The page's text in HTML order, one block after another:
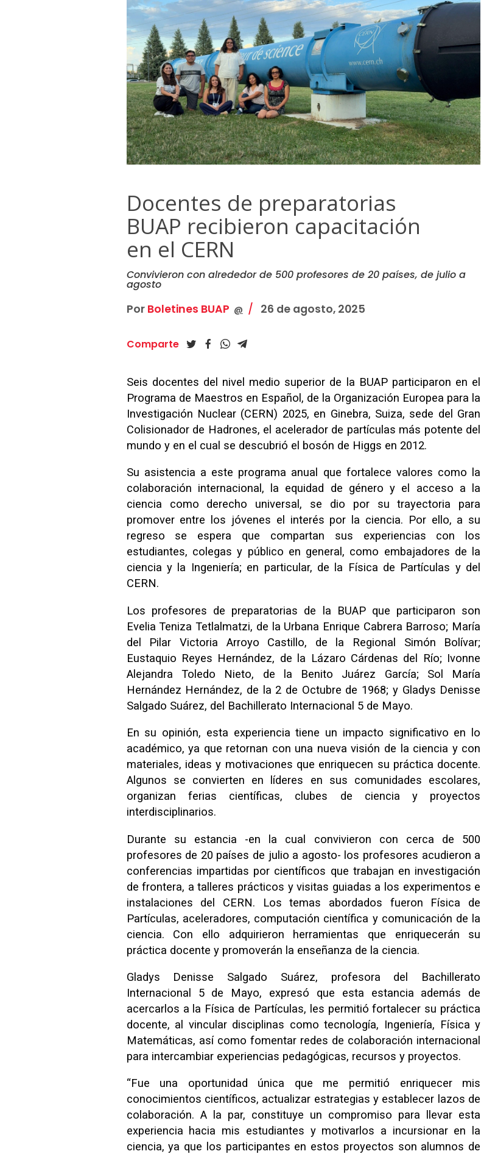
Docentes de preparatorias
BUAP recibieron capacitación
en el CERN
Convivieron con alrededor de 500 profesores de 20 países, de julio a
agosto
Por Boletines BUAP @ 26 de agosto, 2025
Comparte
Seis docentes del nivel medio superior de la BUAP participaron en el
Programa de Maestros en Español, de la Organización Europea para la
Investigación Nuclear (CERN) 2025, en Ginebra, Suiza, sede del Gran
Colisionador de Hadrones, el acelerador de partículas más potente del
mundo y en el cual se descubrió el bosón de Higgs en 2012.
Su asistencia a este programa anual que fortalece valores como la
colaboración internacional, la equidad de género y el acceso a la
ciencia como derecho universal, se dio por su trayectoria para
promover entre los jóvenes el interés por la ciencia. Por ello, a su
regreso se espera que compartan sus experiencias con los
estudiantes, colegas y público en general, como embajadores de la
ciencia y la Ingeniería; en particular, de la Física de Partículas y del
CERN.
Los profesores de preparatorias de la BUAP que participaron son
Evelia Teniza Tetlalmatzi, de la Urbana Enrique Cabrera Barroso; María
del Pilar Victoria Arroyo Castillo, de la Regional Simón Bolívar;
Eustaquio Reyes Hernández, de la Lázaro Cárdenas del Río; Ivonne
Alejandra Toledo Nieto, de la Benito Juárez García; Sol María
Hernández Hernández, de la 2 de Octubre de 1968; y Gladys Denisse
Salgado Suárez, del Bachillerato Internacional 5 de Mayo.
En su opinión, esta experiencia tiene un impacto significativo en lo
académico, ya que retornan con una nueva visión de la ciencia y con
materiales, ideas y motivaciones que enriquecen su práctica docente.
Algunos se convierten en líderes en sus comunidades escolares,
organizan ferias científicas, clubes de ciencia y proyectos
interdisciplinarios.
Durante su estancia -en la cual convivieron con cerca de 500
profesores de 20 países de julio a agosto- los profesores acudieron a
conferencias impartidas por científicos que trabajan en investigación
de frontera, a talleres prácticos y visitas guiadas a los experimentos e
instalaciones del CERN. Los temas abordados fueron Física de
Partículas, aceleradores, computación científica y comunicación de la
ciencia. Con ello adquirieron herramientas que enriquecerán su
práctica docente y promoverán la enseñanza de la ciencia.
Gladys Denisse Salgado Suárez, profesora del Bachillerato
Internacional 5 de Mayo, expresó que esta estancia además de
acercarlos a la Física de Partículas, les permitió fortalecer su práctica
docente, al vincular disciplinas como tecnología, Ingeniería, Física y
Matemáticas, así como fomentar redes de colaboración internacional
para intercambiar experiencias pedagógicas, recursos y proyectos.
“Fue una oportunidad única que me permitió enriquecer mis
conocimientos científicos, actualizar estrategias y establecer lazos de
colaboración. A la par, constituye un compromiso para llevar esta
experiencia hacia mis estudiantes y motivarlos a incursionar en la
ciencia, ya que los participantes en estos proyectos son alumnos de